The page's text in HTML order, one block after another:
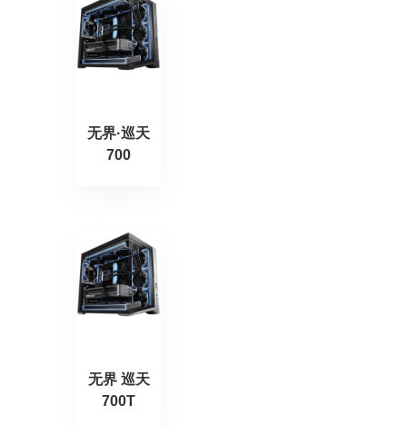
无界·巡天
700
无界 巡天
700T